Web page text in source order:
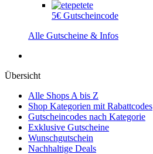
5€ Gutscheincode
Alle Gutscheine & Infos
Übersicht
Alle Shops A bis Z
Shop Kategorien mit Rabattcodes
Gutscheincodes nach Kategorie
Exklusive Gutscheine
Wunschgutschein
Nachhaltige Deals